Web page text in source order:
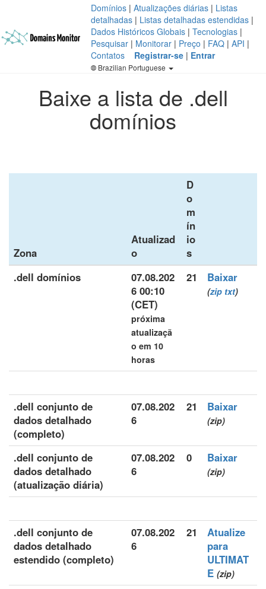
Domínios | Atualizações diárias | Listas
detalhadas | Listas detalhadas estendidas |
Dados Históricos Globais | Tecnologias |
Pesquisar | Monitorar | Preço | FAQ | API |
Contatos
Registrar-se | Entrar
Brazilian Portuguese
Baixe a lista de .dell
domínios
Zona
Atualizad
o
D
o
m
ín
io
s
.dell domínios
07.08.202
6 00:10
(CET)
próxima
atualizaçã
o em 10
horas
21 Baixar
(zip txt)
.dell conjunto de
dados detalhado
(completo)
07.08.202
6
21 Baixar
(zip)
.dell conjunto de
dados detalhado
(atualização diária)
07.08.202
6
0 Baixar
(zip)
.dell conjunto de
dados detalhado
estendido (completo)
07.08.202
6
21
Atualize
para
ULTIMAT
E (zip)